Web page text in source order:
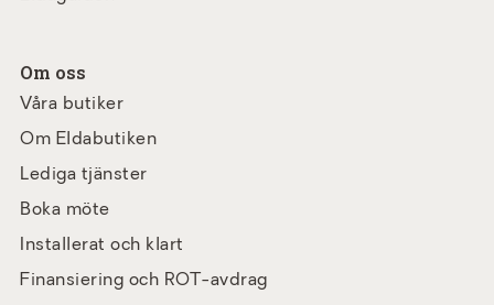
Om oss
Våra butiker
Om Eldabutiken
Lediga tjänster
Boka möte
Installerat och klart
Finansiering och ROT-avdrag